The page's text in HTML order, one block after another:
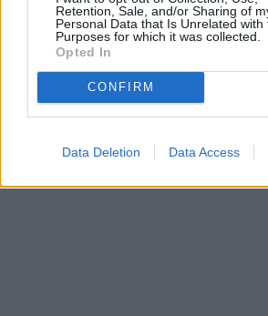
Retention, Sale, and/or Sharing of
Personal Data that Is Unrelated with
Purposes for which it was collected.
Opted In
CONFIRM
Data Deletion Data Access
O webu parabola.cz•O souborech cookies•
Dovolená u moře•Bazény